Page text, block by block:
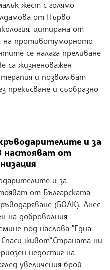
жест с голямо
от Първо
цитирана от
на противотуморното
се налага преливане
са жизненоважен
и позволяват
прекъсване и съобразно
и за
настояват от
и за
от Българската
(БОДК). Днес
на доброволния
под наслова "Една
живот“.Страната ни
недостиг на
увеличения брой